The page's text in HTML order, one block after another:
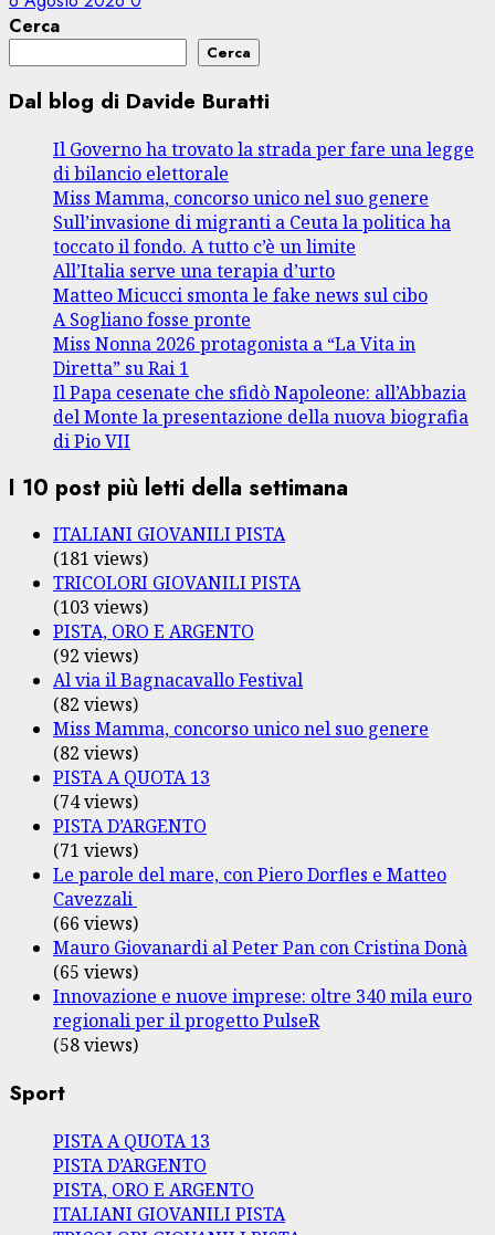
Cerca
Cerca
Dal blog di Davide Buratti
Il Governo ha trovato la strada per fare una legge
di bilancio elettorale
Miss Mamma, concorso unico nel suo genere
Sull’invasione di migranti a Ceuta la politica ha
toccato il fondo. A tutto c’è un limite
All’Italia serve una terapia d’urto
Matteo Micucci smonta le fake news sul cibo
A Sogliano fosse pronte
Miss Nonna 2026 protagonista a “La Vita in
Diretta” su Rai 1
Il Papa cesenate che sfidò Napoleone: all’Abbazia
del Monte la presentazione della nuova biografia
di Pio VII
I 10 post più letti della settimana
ITALIANI GIOVANILI PISTA
(181 views)
TRICOLORI GIOVANILI PISTA
(103 views)
PISTA, ORO E ARGENTO
(92 views)
Al via il Bagnacavallo Festival
(82 views)
Miss Mamma, concorso unico nel suo genere
(82 views)
PISTA A QUOTA 13
(74 views)
PISTA D’ARGENTO
(71 views)
Le parole del mare, con Piero Dorfles e Matteo
Cavezzali
(66 views)
Mauro Giovanardi al Peter Pan con Cristina Donà
(65 views)
Innovazione e nuove imprese: oltre 340 mila euro
regionali per il progetto PulseR
(58 views)
Sport
PISTA A QUOTA 13
PISTA D’ARGENTO
PISTA, ORO E ARGENTO
ITALIANI GIOVANILI PISTA